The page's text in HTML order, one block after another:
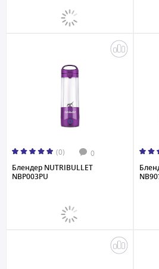
(0) 0
Блендер NUTRIBULLET
NBP003PU